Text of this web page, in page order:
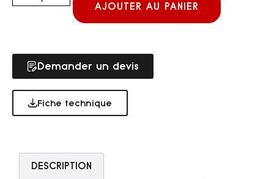
AJOUTER AU PANIER
Demander un devis
Fiche technique
DESCRIPTION